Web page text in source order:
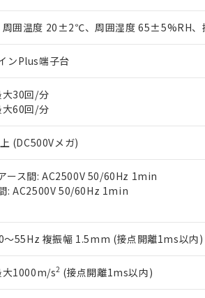
周囲温度 20±2℃、周囲湿度 65±5%RH、
ンPlus端子台
大30回/分
大60回/分
(DC500Vメガ)
ース間: AC2500V 50/60Hz 1min
: AC2500V 50/60Hz 1min
～55Hz 複振幅 1.5mm (接点開離1ms以内)
大1000m/s2 (接点開離1ms以内)
サービスは、当社制御機器事業取扱商品
ものです。
社制御機器事業取扱商品の中には、本サ
庫状況および標準価格照会結果は、記載
。
式な納期状況および標準価格はお客様の
社販売員にご相談ください。
庫状況および標準価格結果を当社の事前
。
イパーツ機能（部品リスト作成サービス
いる必要があります。
、当社の製品・サービスに関するお客様
い。
※当社の共同利用者とは、
"個人情報の共同
いる法人を指します。
指令（10物質）：
以下、 水銀(Hg) 1000ppm以下、 カドミウム
ム(Cr(Ⅵ)) 1000ppm以下、ポリ臭化ビフェニル類
ビス(2-エチルヘキシル) (DEHP)(別名：DOP)
） 1000ppm以下、フタル酸ジイソブチル (DIBP)
指令で産業用監視および制御機器に対する適用除外項
エステル類の４物質については閾値を超える意図的な
予定月
の切り替え状況などにより、予定月が前
有証明書ダウンロード
含有証明書をダウンロードすることができ
指令（10物質）の非含有証明書
の非含有証明書（当社基準）
最大均質材料含有率が中国RoHSの基準
未確認です。当社販売部門へお問い合わ
、 Hg(水銀) : 1000ppm、 Cd(カドミウム) :
タル酸ビス(2-エチルヘキシル)) : 1000ppm
保護使用期限
：通常の使用状況下において有害物質が
。
未確認です。当社販売部門へお問い合わせ
）を輸出または国外への提供する場合は
どの必要な手続きをとります。
社は規制貨物を破棄する場合は、完全に
す。
社は貴社製品を、核兵器、ミサイル、化
等に一切使用いたしません。
当社は、貴社製品を第三者に販売する場合
しません。
合意する
説明
一定数には満たないが在庫あり
在庫なし(最新の在庫状況については、
受注生産機種、また在庫状況の情報を公